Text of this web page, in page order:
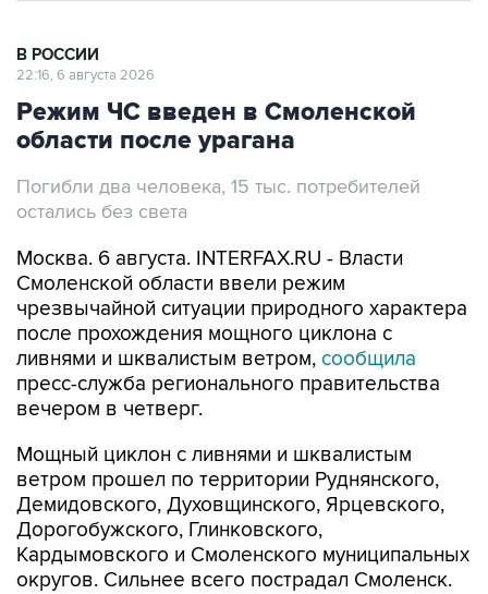
В РОССИИ
22:16, 6 августа 2026
Режим ЧС введен в Смоленской
области после урагана
Погибли два человека, 15 тыс. потребителей
остались без света
Москва. 6 августа. INTERFAX.RU - Власти
Смоленской области ввели режим
чрезвычайной ситуации природного характера
после прохождения мощного циклона с
ливнями и шквалистым ветром, сообщила
пресс-служба регионального правительства
вечером в четверг.
Мощный циклон с ливнями и шквалистым
ветром прошел по территории Руднянского,
Демидовского, Духовщинского, Ярцевского,
Дорогобужского, Глинковского,
Кардымовского и Смоленского муниципальных
округов. Сильнее всего пострадал Смоленск.